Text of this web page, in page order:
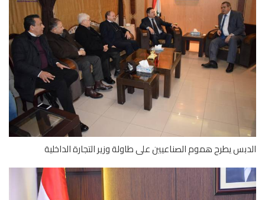
يطرح هموم الصناعيين على طاولة وزير التجارة الداخلية